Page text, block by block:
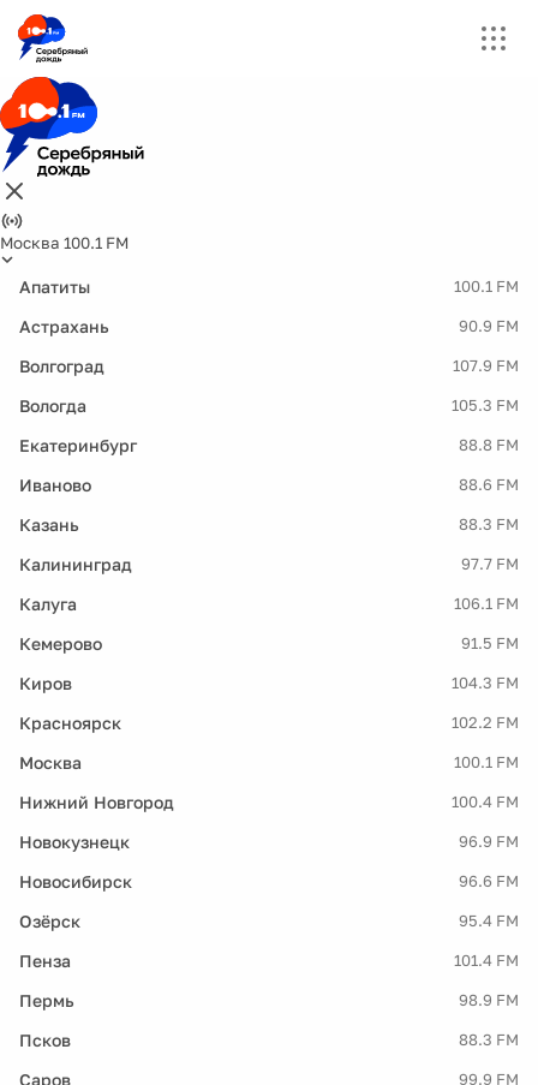
Москва 100.1 FM
Апатиты 100.1 FM
Астрахань 90.9 FM
Волгоград 107.9 FM
Вологда 105.3 FM
Екатеринбург 88.8 FM
Иваново 88.6 FM
Казань 88.3 FM
Калининград 97.7 FM
Калуга 106.1 FM
Кемерово 91.5 FM
Киров 104.3 FM
Красноярск 102.2 FM
Москва 100.1 FM
Нижний Новгород 100.4 FM
Новокузнецк 96.9 FM
Новосибирск 96.6 FM
Озёрск 95.4 FM
Пенза 101.4 FM
Пермь 98.9 FM
Псков 88.3 FM
Саров 99.9 FM